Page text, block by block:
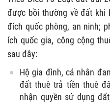
được bồi thường về đất khi
đích quốc phòng, an ninh;
ích quốc gia, công cộng
sau đây:
Hộ gia đình, cá nhân
đất thuê trả tiền thuê
nhận quyền sử dụng